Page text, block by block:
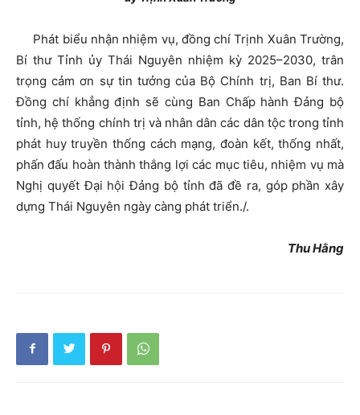
Phát biểu nhận nhiệm vụ, đồng chí Trịnh Xuân Trường,
Bí thư Tỉnh ủy Thái Nguyên nhiệm kỳ 2025–2030, trân
trọng cảm ơn sự tin tưởng của Bộ Chính trị, Ban Bí thư.
Đồng chí khẳng định sẽ cùng Ban Chấp hành Đảng bộ
tỉnh, hệ thống chính trị và nhân dân các dân tộc trong tỉnh
phát huy truyền thống cách mạng, đoàn kết, thống nhất,
phấn đấu hoàn thành thắng lợi các mục tiêu, nhiệm vụ mà
Nghị quyết Đại hội Đảng bộ tỉnh đã đề ra, góp phần xây
dựng Thái Nguyên ngày càng phát triển./.
Thu Hằng